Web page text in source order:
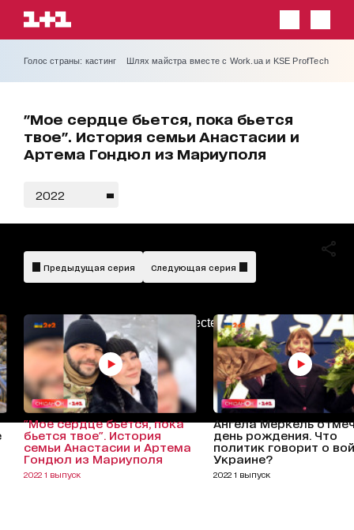
Голос страны: кастинг Шлях майстра вместе с Work.ua и KSE ProfTech
"Мое сердце бьется, пока бьется
твое". История семьи Анастасии и
Артема Гондюл из Мариуполя
2022
AdBlockDetected!
Предыдущая серия Следующая серия
"Мое сердце бьется, пока
бьется твое". История
семьи Анастасии и Артема
Гондюл из Мариуполя
2022 1 выпуск
Ангела Меркель
день рождения. Что
политик говорит о
Украине?
2022 1 выпуск